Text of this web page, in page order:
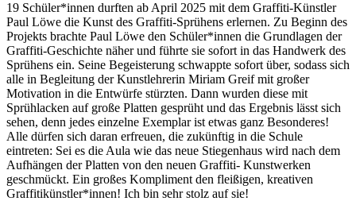
19 Schüler*innen durften ab April 2025 mit dem Graffiti-Künstler
Paul Löwe die Kunst des Graffiti-Sprühens erlernen. Zu Beginn des
Projekts brachte Paul Löwe den Schüler*innen die Grundlagen der
Graffiti-Geschichte näher und führte sie sofort in das Handwerk des
Sprühens ein. Seine Begeisterung schwappte sofort über, sodass sich
alle in Begleitung der Kunstlehrerin Miriam Greif mit großer
Motivation in die Entwürfe stürzten. Dann wurden diese mit
Sprühlacken auf große Platten gesprüht und das Ergebnis lässt sich
sehen, denn jedes einzelne Exemplar ist etwas ganz Besonderes!
Alle dürfen sich daran erfreuen, die zukünftig in die Schule
eintreten: Sei es die Aula wie das neue Stiegenhaus wird nach dem
Aufhängen der Platten von den neuen Graffiti- Kunstwerken
geschmückt. Ein großes Kompliment den fleißigen, kreativen
Graffitikünstler*innen! Ich bin sehr stolz auf sie!